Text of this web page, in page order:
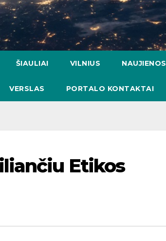
ŠIAULIAI VILNIUS NAUJIENOS
VERSLAS PORTALO KONTAKTAI
Etikos